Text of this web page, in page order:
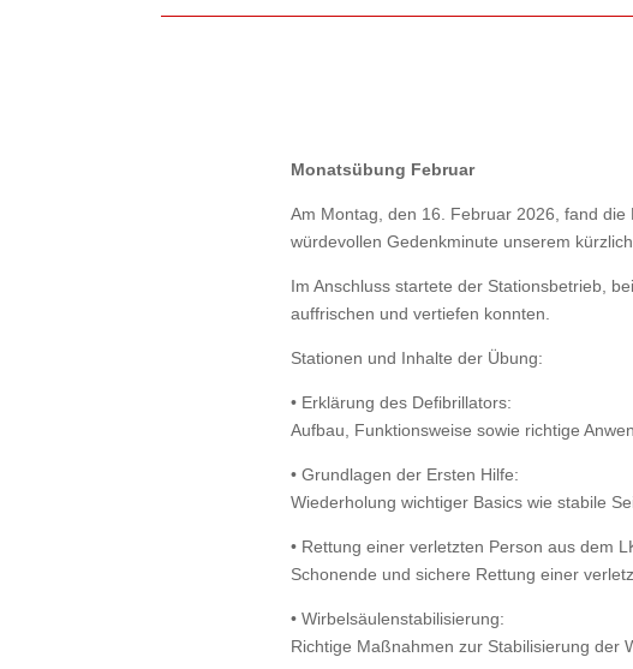
Monatsübung Februar
Am Montag, den 16. Februar 2026, fand die
würdevollen Gedenkminute unserem
Im Anschluss startete der Stationsbetrieb,
auffrischen und vertiefen konnten.
Stationen und Inhalte der Übung:
• Erklärung des Defibrillators:
Aufbau, Funktionsweise sowie richtige
• Grundlagen der Ersten Hilfe:
Wiederholung wichtiger Basics wie stabile
• Rettung einer verletzten Person aus dem
Schonende und sichere Rettung einer
• Wirbelsäulenstabilisierung:
Richtige Maßnahmen zur Stabilisierung der